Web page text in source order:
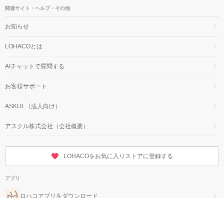
関連サイト・ヘルプ・その他
お知らせ
LOHACOとは
AIチャットで質問する
お客様サポート
ASKUL（法人向け）
アスクル株式会社（会社概要）
LOHACOをお気に入りストアに登録する
アプリ
ロハコアプリをダウンロード